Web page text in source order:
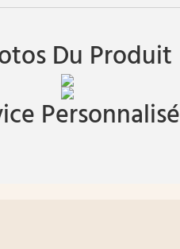
Du Produit
Personnalisé